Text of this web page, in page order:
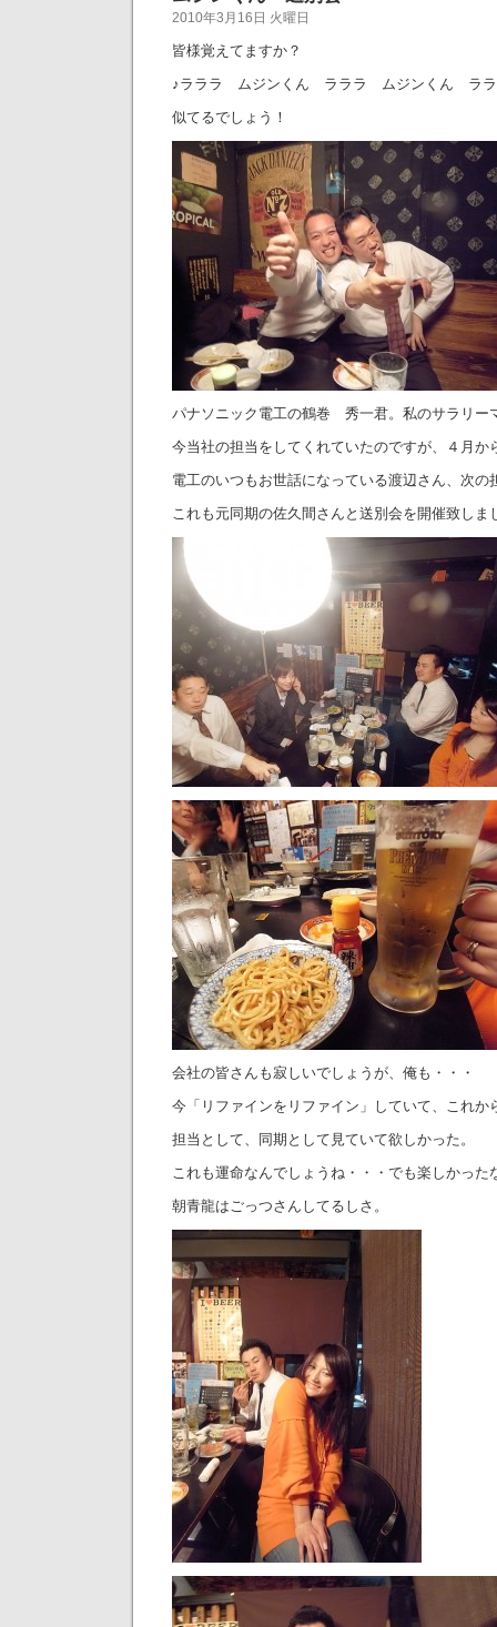
2010年3月16日 火曜日
皆様覚えてますか？
♪ラララ ムジンくん ラララ ムジンくん ララ
似てるでしょう！
パナソニック電工の鶴巻 秀一君。私のサラリー
今当社の担当をしてくれていたのですが、４月か
電工のいつもお世話になっている渡辺さん、次の
これも元同期の佐久間さんと送別会を開催致しま
会社の皆さんも寂しいでしょうが、俺も・・・
今「リファインをリファイン」していて、これか
担当として、同期として見ていて欲しかった。
これも運命なんでしょうね・・・でも楽しかった
朝青龍はごっつさんしてるしさ。